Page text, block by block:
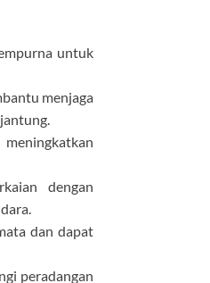
untuk
menjaga
dengan
dan dapat
peradangan